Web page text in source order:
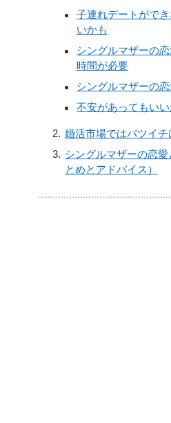
子連れデートがで
いかも
シングルマザーの
時間が必要
シングルマザーの
不安があってもい
婚活市場ではバツイチ
シングルマザーの恋
とめとアドバイス）